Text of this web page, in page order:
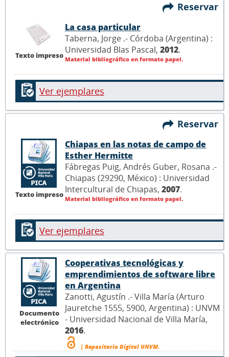
Reservar
Texto impreso
La casa particular
Taberna, Jorge .- Córdoba (Argentina) :
Universidad Blas Pascal, 2012.
Material bibliográfico en formato papel.
Ver ejemplares
Reservar
Texto impreso
Chiapas en las notas de campo de
Esther Hermitte
Fábregas Puig, Andrés Guber, Rosana .-
Chiapas (29290, México) : Universidad
Intercultural de Chiapas, 2007.
Material bibliográfico en formato papel.
Ver ejemplares
Documento
electrónico
Cooperativas tecnológicas y
emprendimientos de software libre
en Argentina
Zanotti, Agustín .- Villa María (Arturo
Jauretche 1555, 5900, Argentina) : UNVM
- Universidad Nacional de Villa María,
2016.
| Repositorio Digital UNVM.